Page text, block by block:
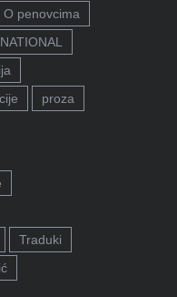
O penovcima
proza
Traduki